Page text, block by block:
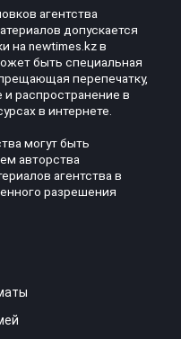
агентства
допускается
на newtimes.kz в
быть специальная
перепечатку,
распространение в
в интернете.
могут быть
авторства
агентства в
разрешения